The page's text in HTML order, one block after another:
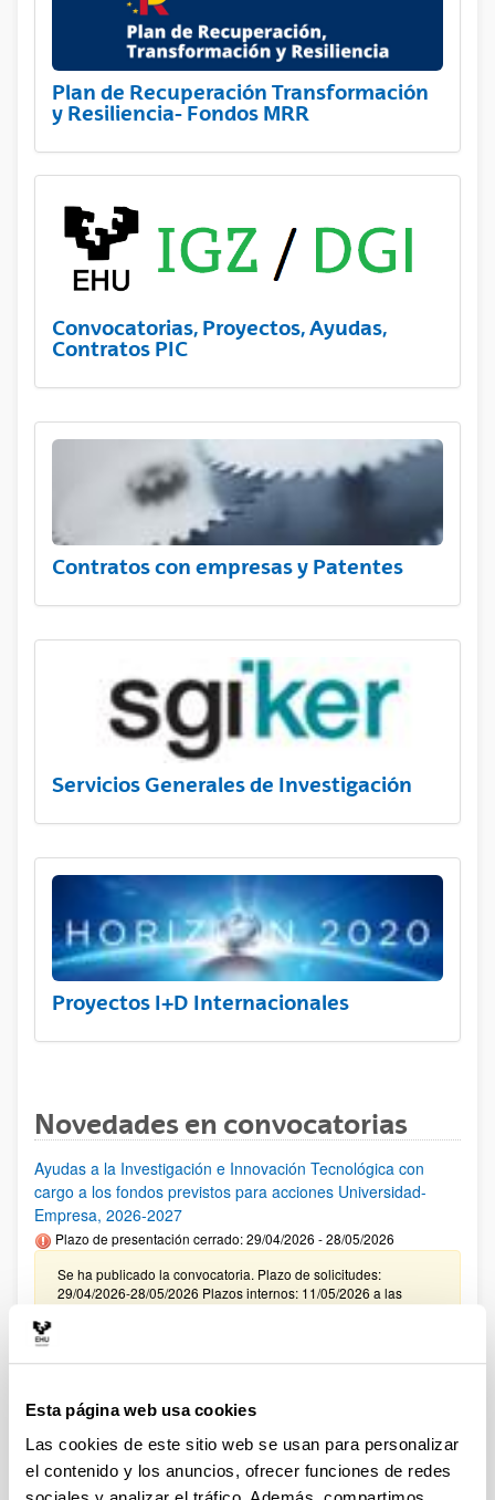
Esta página web usa cookies
Las cookies de este sitio web se usan para personalizar
el contenido y los anuncios, ofrecer funciones de redes
Plan de Recuperación Transformación
y Resiliencia- Fondos MRR
Convocatorias, Proyectos, Ayudas,
Contratos PIC
Contratos con empresas y Patentes
Servicios Generales de Investigación
Proyectos I+D Internacionales
Novedades en convocatorias
Ayudas a la Investigación e Innovación Tecnológica con
cargo a los fondos previstos para acciones Universidad-
Empresa, 2026-2027
Plazo de presentación cerrado: 29/04/2026 - 28/05/2026
Se ha publicado la convocatoria. Plazo de solicitudes:
29/04/2026-28/05/2026 Plazos internos: 11/05/2026 a las
CONVOCATORIA INCENTIVACIÓN PARA LA
"PROGRAMA ATRAE 2026"
Plazo de presentación cerrado: 23/04/2026 - 04/06/2026
Envío de la Expresión de Interés. Plazo interno 25 de mayo de
2026. Envío resto de documentación necesaria. Plazo interno